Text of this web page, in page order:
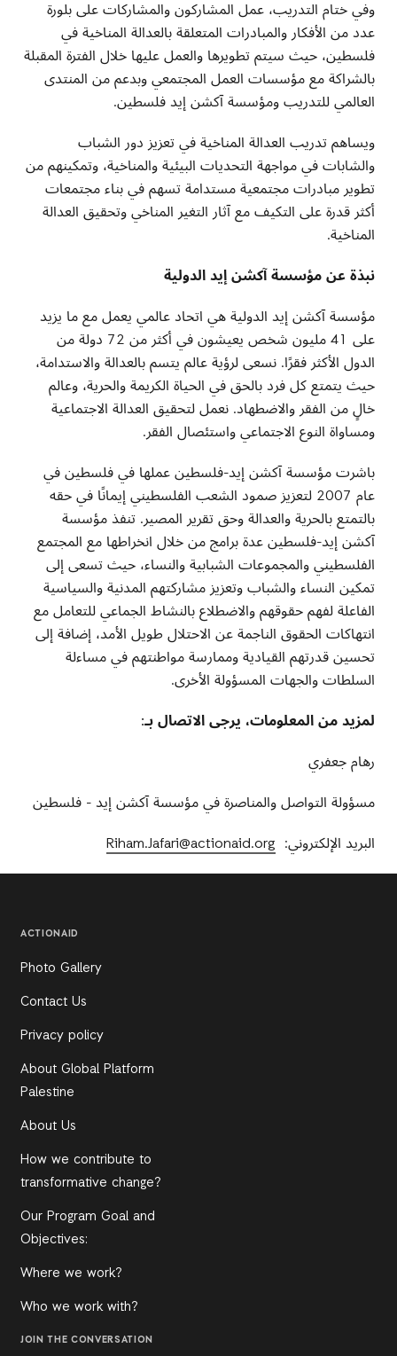
وفي ختام التدريب، عمل المشاركون والمشاركات على بلورة
عدد من الأفكار والمبادرات المتعلقة بالعدالة المناخية في
فلسطين، حيث سيتم تطويرها والعمل عليها خلال الفترة المقبلة
بالشراكة مع مؤسسات العمل المجتمعي وبدعم من المنتدى
العالمي للتدريب ومؤسسة آكشن إيد فلسطين.
ويساهم تدريب العدالة المناخية في تعزيز دور الشباب
والشابات في مواجهة التحديات البيئية والمناخية، وتمكينهم من
تطوير مبادرات مجتمعية مستدامة تسهم في بناء مجتمعات
أكثر قدرة على التكيف مع آثار التغير المناخي وتحقيق العدالة
المناخية.
نبذة عن مؤسسة آكشن إيد الدولية
مؤسسة آكشن إيد الدولية هي اتحاد عالمي يعمل مع ما يزيد
على 41 مليون شخص يعيشون في أكثر من 72 دولة من
الدول الأكثر فقرًا. نسعى لرؤية عالم يتسم بالعدالة والاستدامة،
حيث يتمتع كل فرد بالحق في الحياة الكريمة والحرية، وعالم
خالٍ من الفقر والاضطهاد. نعمل لتحقيق العدالة الاجتماعية
ومساواة النوع الاجتماعي واستئصال الفقر.
باشرت مؤسسة آكشن إيد-فلسطين عملها في فلسطين في
عام 2007 لتعزيز صمود الشعب الفلسطيني إيمانًا في حقه
بالتمتع بالحرية والعدالة وحق تقرير المصير. تنفذ مؤسسة
آكشن إيد-فلسطين عدة برامج من خلال انخراطها مع المجتمع
الفلسطيني والمجموعات الشبابية والنساء، حيث تسعى إلى
تمكين النساء والشباب وتعزيز مشاركتهم المدنية والسياسية
الفاعلة لفهم حقوقهم والاضطلاع بالنشاط الجماعي للتعامل مع
انتهاكات الحقوق الناجمة عن الاحتلال طويل الأمد، إضافة إلى
تحسين قدرتهم القيادية وممارسة مواطنتهم في مساءلة
السلطات والجهات المسؤولة الأخرى.
لمزيد من المعلومات، يرجى الاتصال بـ:
رهام جعفري
مسؤولة التواصل والمناصرة في مؤسسة آكشن إيد - فلسطين
البريد الإلكتروني:
Riham.Jafari@actionaid.org
ACTIONAID
Photo Gallery
Contact Us
Privacy policy
About Global Platform
Palestine
About Us
How we contribute to
transformative change?
Our Program Goal and
Objectives:
Where we work?
Who we work with?
JOIN THE CONVERSATION